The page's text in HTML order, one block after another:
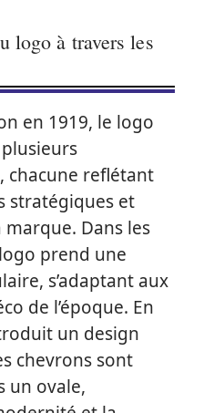
logo à travers les
en 1919, le logo
chacune reflétant
stratégiques et
Dans les
prend une
s’adaptant aux
de l’époque. En
un design
chevrons sont
un ovale,